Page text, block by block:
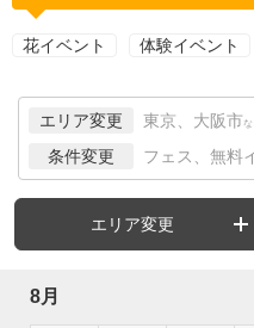
花イベント 体験イベント
エリア変更 東京、大阪市
条件変更 フェス、無料
エリア変更
8月